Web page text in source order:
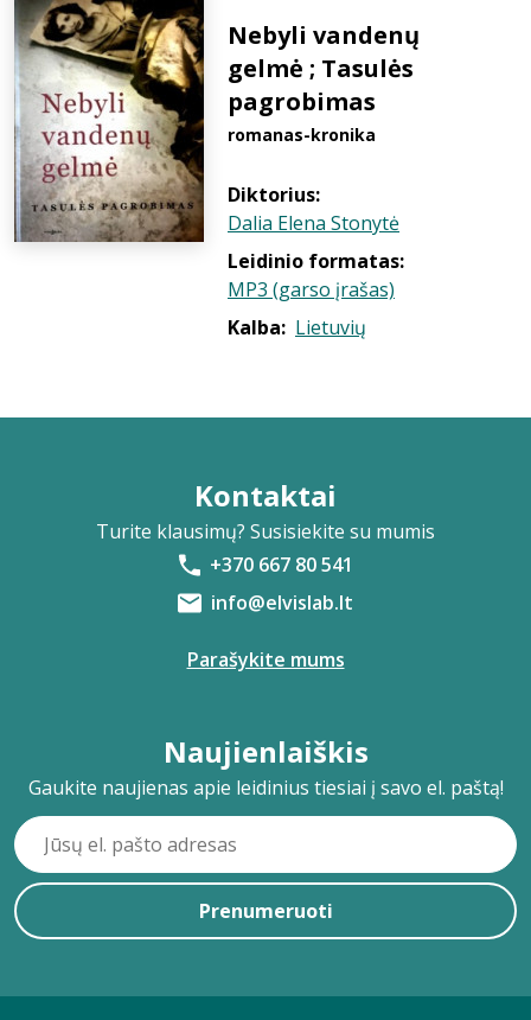
Nebyli vandenų
gelmė ; Tasulės
pagrobimas
romanas-kronika
Diktorius:
Dalia Elena Stonytė
Leidinio formatas:
MP3 (garso įrašas)
Kalba: Lietuvių
Kontaktai
Turite klausimų? Susisiekite su mumis
+370 667 80 541
info@elvislab.lt
Parašykite mums
Naujienlaiškis
Gaukite naujienas apie leidinius tiesiai į savo el. paštą!
Prenumeruoti